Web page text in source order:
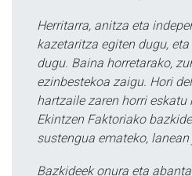
Herritarra, anitza eta
kazetaritza egiten dugu,
dugu. Baina horretarako,
ezinbestekoa zaigu. Hori
hartzaile zaren horri
Ekintzen Faktoriako
sustengua emateko,
Bazkideek onura eta